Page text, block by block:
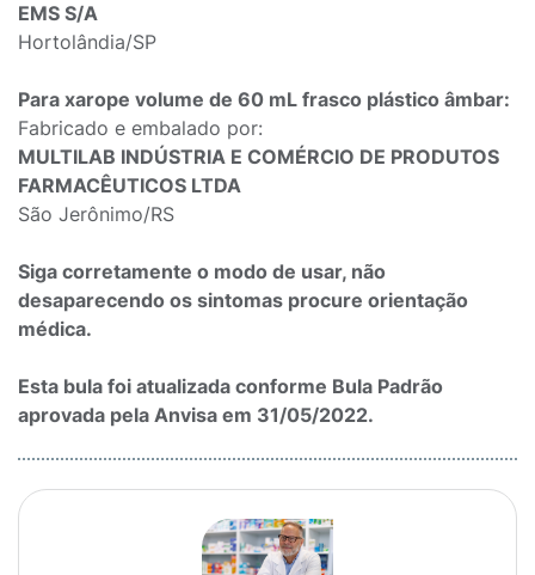
EMS S/A
Hortolândia/SP
Para xarope volume de 60 mL frasco plástico âmbar:
Fabricado e embalado por:
MULTILAB INDÚSTRIA E COMÉRCIO DE PRODUTOS
FARMACÊUTICOS LTDA
São Jerônimo/RS
Siga corretamente o modo de usar, não
desaparecendo os sintomas procure orientação
médica.
Esta bula foi atualizada conforme Bula Padrão
aprovada pela Anvisa em 31/05/2022.